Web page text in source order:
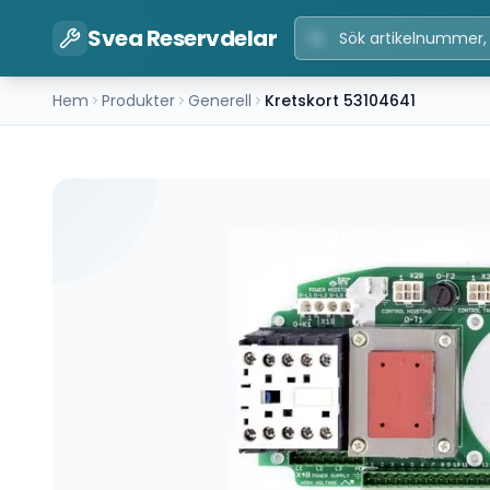
Svea Reservdelar
Hem Produkter Generell Kretskort 53104641